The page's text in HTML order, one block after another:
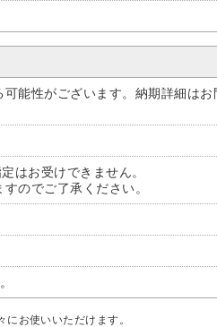
能性がございます。納期詳細はお
はお受けできません。
のでご了承ください。
お使いいただけます。